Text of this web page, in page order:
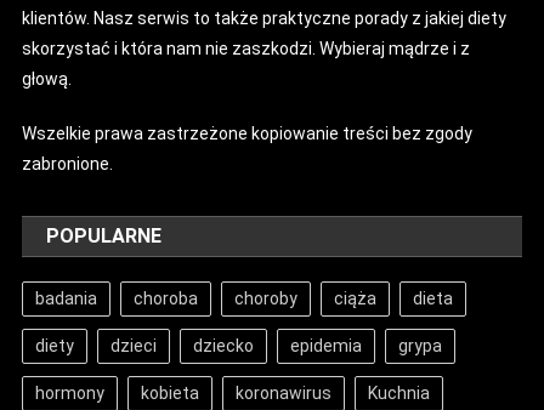
klientów. Nasz serwis to także praktyczne porady z jakiej diety
skorzystać i która nam nie zaszkodzi. Wybieraj mądrze i z
głową.
Wszelkie prawa zastrzeżone kopiowanie treści bez zgody
zabronione.
POPULARNE
badania choroba choroby ciąża dieta
diety dzieci dziecko epidemia grypa
hormony kobieta koronawirus Kuchnia